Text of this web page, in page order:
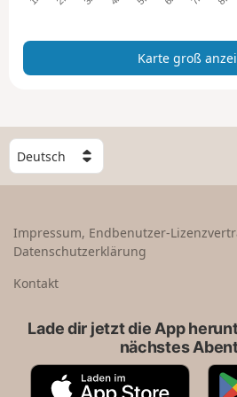
Karte groß
W
ä
h
e
n
Impressum, Endbenutzer-
Datenschutzerklärung
Kontakt
Lade dir jetzt die App
nächstes
A